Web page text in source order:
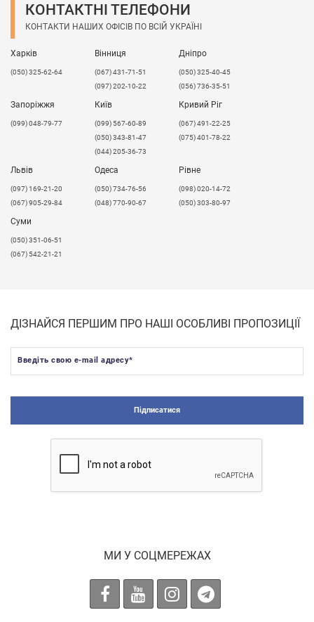
КОНТАКТНІ ТЕЛЕФОНИ
КОНТАКТИ НАШИХ ОФІСІВ ПО ВСІЙ УКРАЇНІ
Харків
(050) 325-62-64
Вінниця
(067) 431-71-51
(097) 202-10-22
Дніпро
(050) 325-40-45
(056) 736-35-51
Запоріжжя
(099) 048-79-77
Київ
(099) 567-60-89
(050) 343-81-47
(044) 205-36-73
Кривий Ріг
(067) 491-22-25
(075) 401-78-22
Львів
​(097) 169-21-20
(067) 905-29-84
Одеса
(050) 734-76-56
(048) 770-90-67
Рівне
(098) 020-14-72
(050) 303-80-97
Суми
(050) 351-06-51
(067) 542-21-21
ДІЗНАЙСЯ ПЕРШИМ ПРО НАШІ ОСОБЛИВІ ПРОПОЗИЦІЇ
Введіть свою e-mail адресу*
Підписатися
МИ У СОЦМЕРЕЖАХ